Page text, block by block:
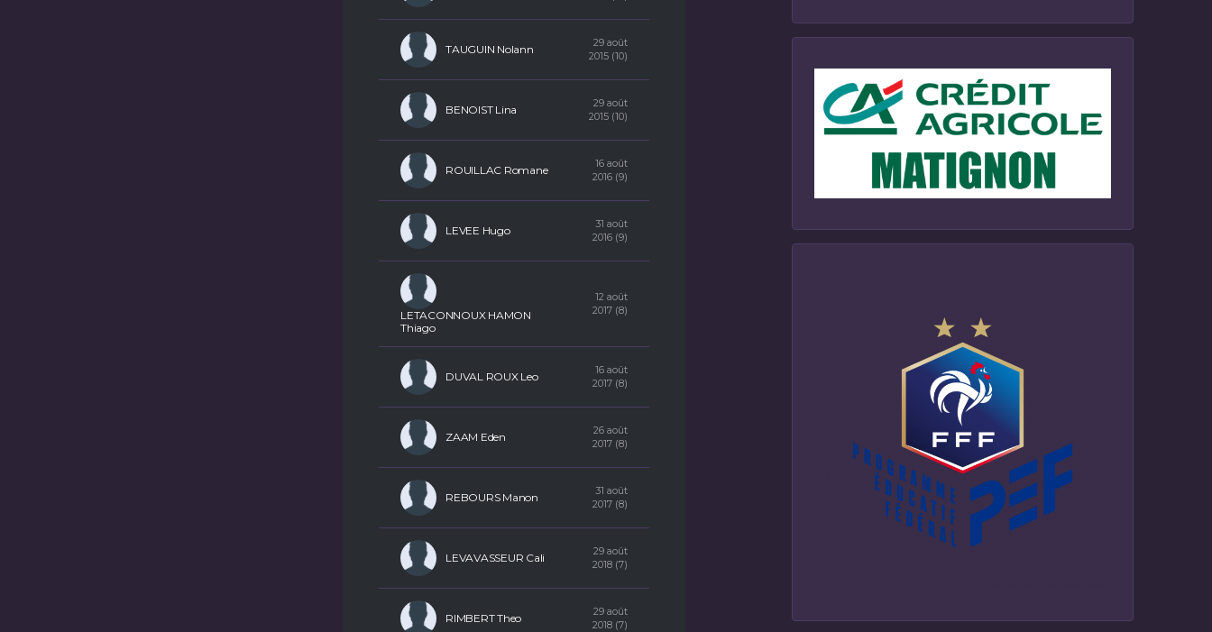
TAUGUIN Nolann
29 août
2015 (10)
BENOIST Lina
29 août
2015 (10)
ROUILLAC Romane
16 août
2016 (9)
LEVEE Hugo
31 août
2016 (9)
LETACONNOUX HAMON
Thiago
12 août
2017 (8)
DUVAL ROUX Leo
16 août
2017 (8)
ZAAM Eden
26 août
2017 (8)
REBOURS Manon
31 août
2017 (8)
LEVAVASSEUR Cali
29 août
2018 (7)
RIMBERT Theo
29 août
2018 (7)